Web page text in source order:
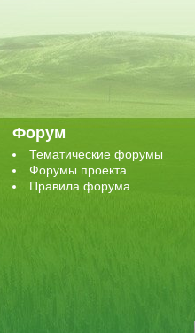
Форум
Тематические форумы
Форумы проекта
Правила форума